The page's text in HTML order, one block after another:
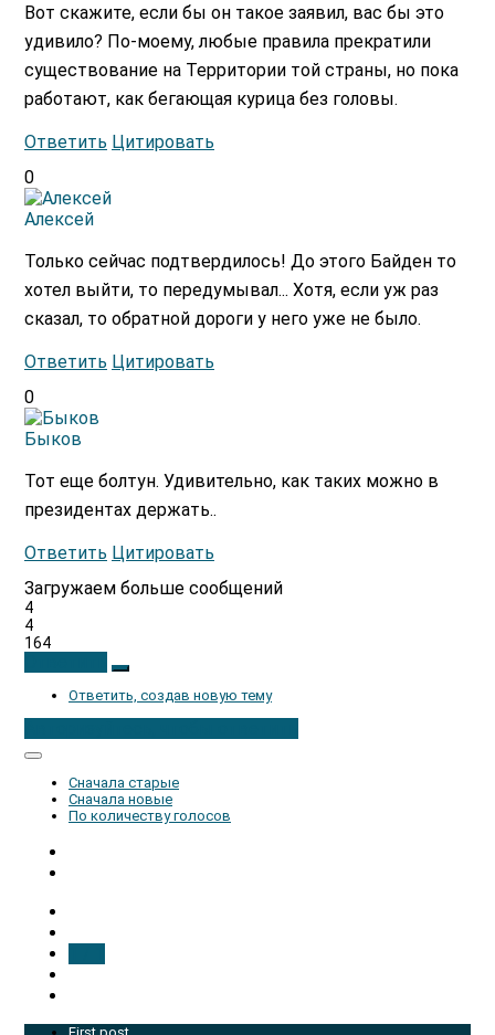
Вот скажите, если бы он такое заявил, вас бы это
удивило? По-моему, любые правила прекратили
существование на Территории той страны, но пока
работают, как бегающая курица без головы.
Ответить Цитировать
0
Алексей
Только сейчас подтвердилось! До этого Байден то
хотел выйти, то передумывал... Хотя, если уж раз
сказал, то обратной дороги у него уже не было.
Ответить Цитировать
0
Быков
Тот еще болтун. Удивительно, как таких можно в
президентах держать..
Ответить Цитировать
Загружаем больше сообщений
4
4
164
Ответить, создав новую тему
Сначала старые
Сначала новые
По количеству голосов